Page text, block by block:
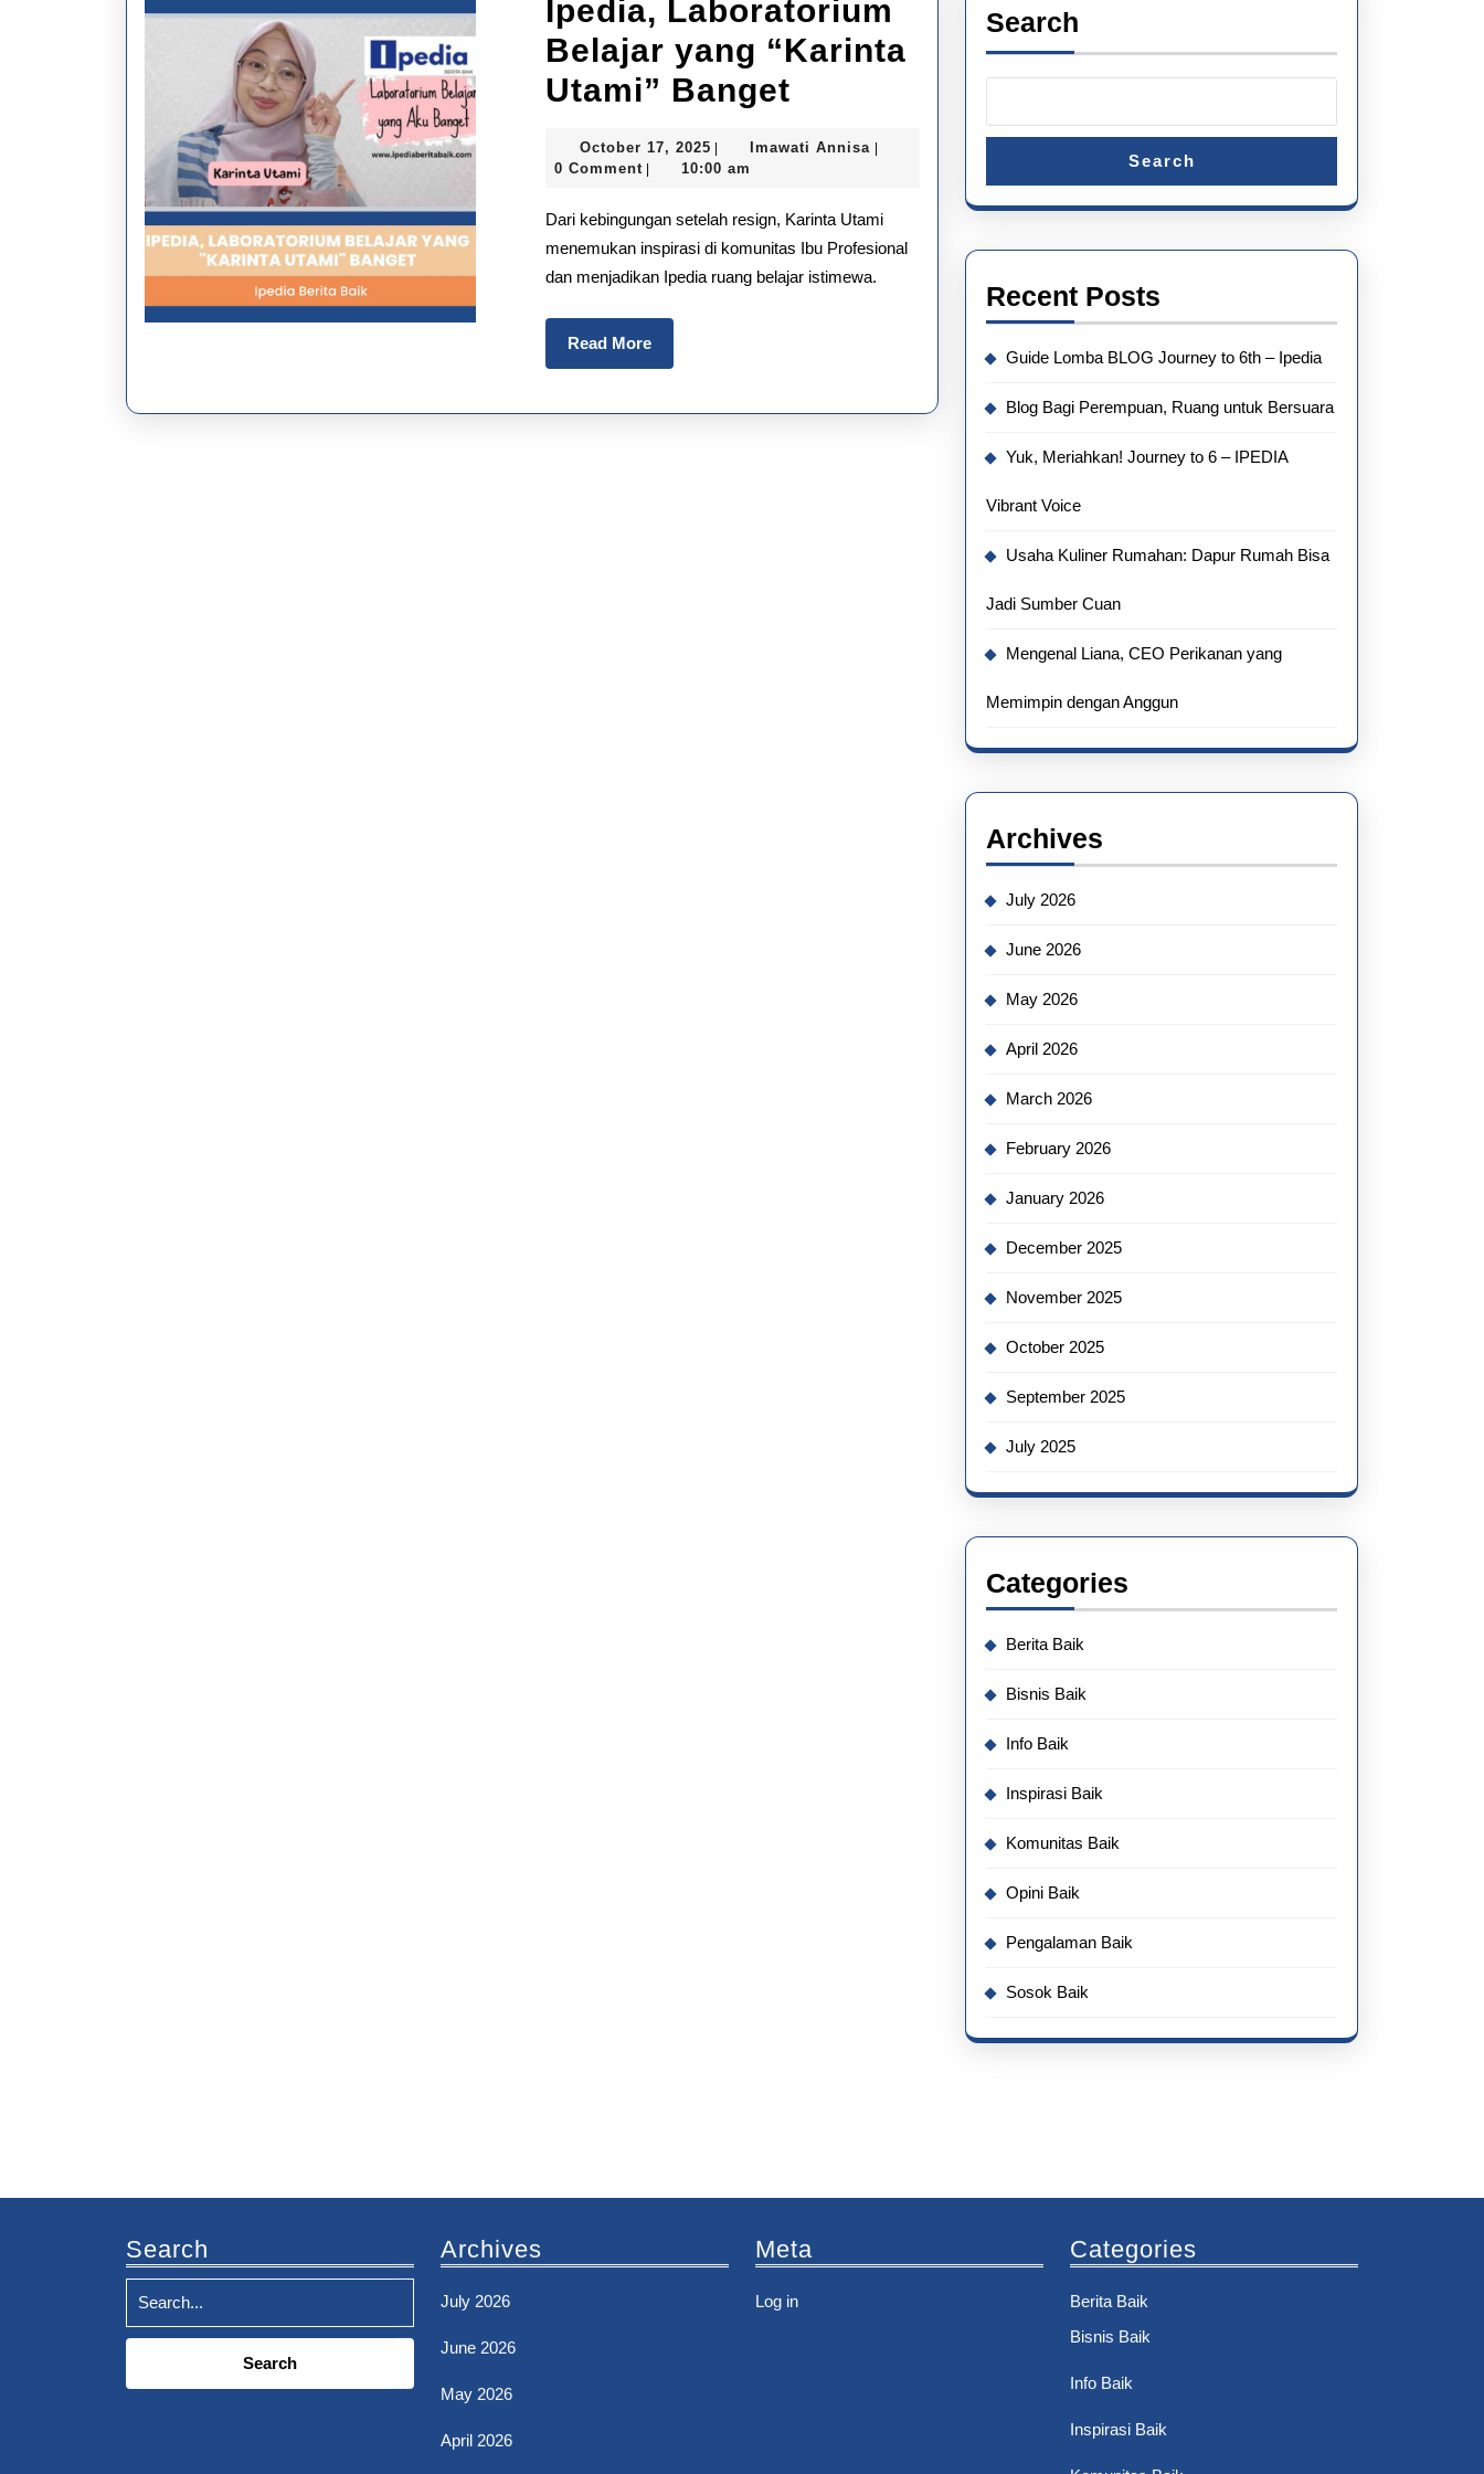
Ipedia, Laboratorium
Belajar yang “Karinta
Utami” Banget
Laboratorium
Belajar
yang
“Karinta
Utami”
October 17, 2025 October
17,
Imawati Annisa Imawati
0 Comment 10:00 am
Dari kebingungan setelah resign, Karinta Utami
menemukan inspirasi di komunitas Ibu Profesional
dan menjadikan Ipedia ruang belajar istimewa.
Read MoreRead
More
Search
Search
Recent Posts
Guide Lomba BLOG Journey to 6th – Ipedia
Blog Bagi Perempuan, Ruang untuk Bersuara
Yuk, Meriahkan! Journey to 6 – IPEDIA
Vibrant Voice
Usaha Kuliner Rumahan: Dapur Rumah Bisa
Jadi Sumber Cuan
Mengenal Liana, CEO Perikanan yang
Memimpin dengan Anggun
Archives
July 2026
June 2026
May 2026
April 2026
March 2026
February 2026
January 2026
December 2025
November 2025
October 2025
September 2025
July 2025
Categories
Berita Baik
Bisnis Baik
Info Baik
Inspirasi Baik
Komunitas Baik
Opini Baik
Pengalaman Baik
Sosok Baik
Search
Search
Archives
July 2026
June 2026
May 2026
April 2026
Meta
Log in
Categories
Berita Baik
Bisnis Baik
Info Baik
Inspirasi Baik